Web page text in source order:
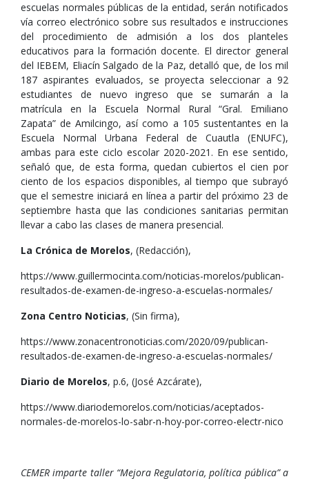
escuelas normales públicas de la entidad, serán notificados
vía correo electrónico sobre sus resultados e instrucciones
del procedimiento de admisión a los dos planteles
educativos para la formación docente. El director general
del IEBEM, Eliacín Salgado de la Paz, detalló que, de los mil
187 aspirantes evaluados, se proyecta seleccionar a 92
estudiantes de nuevo ingreso que se sumarán a la
matrícula en la Escuela Normal Rural “Gral. Emiliano
Zapata” de Amilcingo, así como a 105 sustentantes en la
Escuela Normal Urbana Federal de Cuautla (ENUFC),
ambas para este ciclo escolar 2020-2021. En ese sentido,
señaló que, de esta forma, quedan cubiertos el cien por
ciento de los espacios disponibles, al tiempo que subrayó
que el semestre iniciará en línea a partir del próximo 23 de
septiembre hasta que las condiciones sanitarias permitan
llevar a cabo las clases de manera presencial.
La Crónica de Morelos, (Redacción),
https://www.guillermocinta.com/noticias-morelos/publican-
resultados-de-examen-de-ingreso-a-escuelas-normales/
Zona Centro Noticias, (Sin firma),
https://www.zonacentronoticias.com/2020/09/publican-
resultados-de-examen-de-ingreso-a-escuelas-normales/
Diario de Morelos, p.6, (José Azcárate),
https://www.diariodemorelos.com/noticias/aceptados-
normales-de-morelos-lo-sabr-n-hoy-por-correo-electr-nico
CEMER imparte taller “Mejora Regulatoria, política pública” a